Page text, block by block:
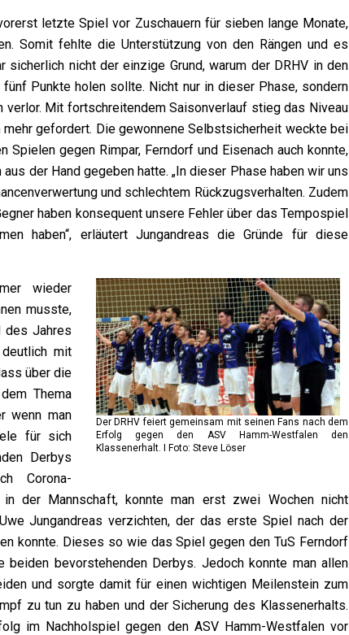
letzte Spiel vor Zuschauern für sieben lange Monate,
Somit fehlte die Unterstützung von den Rängen und es
nicht der einzige Grund, warum der DRHV in den
Punkte holen sollte. Nicht nur in dieser Phase, sondern
verlor. Mit fortschreitendem Saisonverlauf stieg das Niveau
gefordert. Die gewonnene Selbstsicherheit weckte bei
gegen Rimpar, Ferndorf und Eisenach auch konnte,
der Hand gegeben hatte. „In dieser Phase haben wir uns
und schlechtem Rückzugsverhalten. Zudem
haben konsequent unsere Fehler über das Tempospiel
haben“, erläutert Jungandreas die Gründe für diese
Der DRHV feiert gemeinsam mit seinen Fans nach dem
Erfolg gegen den ASV Hamm-Westfalen den
Klassenerhalt. I Foto: Steve Löser
wieder
musste,
des Jahres
mit
über die
Thema
wenn man
für sich
Derbys
Corona-
in der Mannschaft, konnte man erst zwei Wochen nicht
Jungandreas verzichten, der das erste Spiel nach der
konnte. Dieses so wie das Spiel gegen den TuS Ferndorf
bevorstehenden Derbys. Jedoch konnte man allen
und sorgte damit für einen wichtigen Meilenstein zum
zu tun zu haben und der Sicherung des Klassenerhalts.
im Nachholspiel gegen den ASV Hamm-Westfalen vor